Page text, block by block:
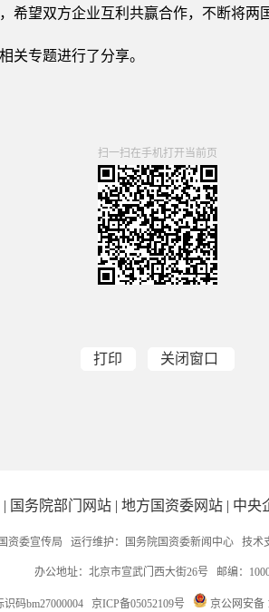
希望双方企业互利共赢合作，不断将两
关专题进行了分享。
扫一扫在手机打开当前页
打印 关闭窗口